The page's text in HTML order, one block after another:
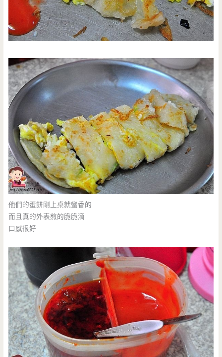
他們的蛋餅剛上桌就蠻香的
而且真的外表煎的脆脆滴
口感很好